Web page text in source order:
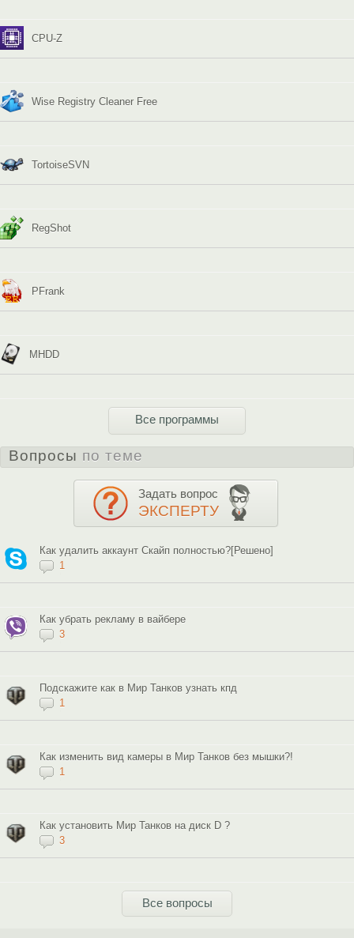
CPU-Z
Wise Registry Cleaner Free
TortoiseSVN
RegShot
PFrank
MHDD
Все программы
Вопросы по теме
Задать вопрос
ЭКСПЕРТУ
Как удалить аккаунт Скайп полностью?[Решено]
1
Как убрать рекламу в вайбере
3
Подскажите как в Мир Танков узнать кпд
1
Как изменить вид камеры в Мир Танков без мышки?!
1
Как установить Мир Танков на диск D ?
3
Все вопросы